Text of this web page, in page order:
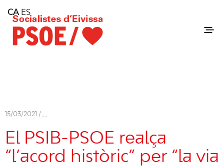
Consell Insular d'Eivissa
Services
Contact
15/03/2021 / , ,
El PSIB-PSOE realça
“l’acord històric” per “la via
CA ES